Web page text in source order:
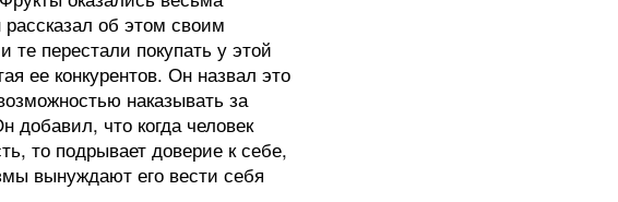
об этом своим
те перестали покупать у этой
ее конкурентов. Он назвал это
наказывать за
добавил, что когда человек
то подрывает доверие к себе,
вынуждают его вести себя